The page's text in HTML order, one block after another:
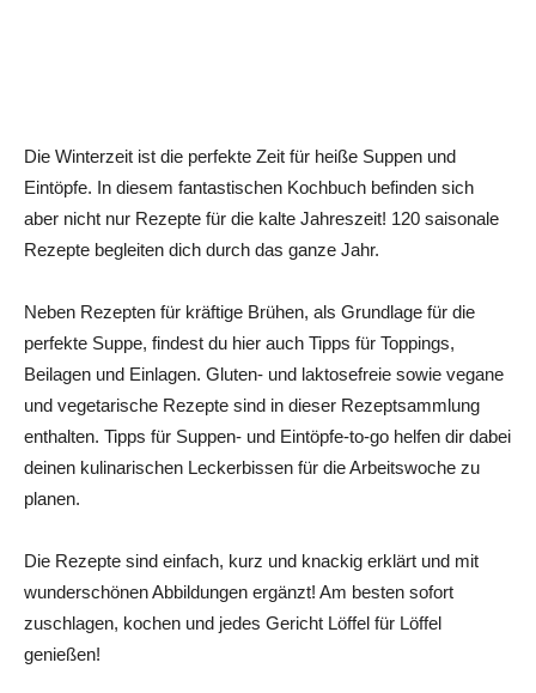
Die Winterzeit ist die perfekte Zeit für heiße Suppen und
Eintöpfe. In diesem fantastischen Kochbuch befinden sich
aber nicht nur Rezepte für die kalte Jahreszeit! 120 saisonale
Rezepte begleiten dich durch das ganze Jahr.
Neben Rezepten für kräftige Brühen, als Grundlage für die
perfekte Suppe, findest du hier auch Tipps für Toppings,
Beilagen und Einlagen. Gluten- und laktosefreie sowie vegane
und vegetarische Rezepte sind in dieser Rezeptsammlung
enthalten. Tipps für Suppen- und Eintöpfe-to-go helfen dir dabei
deinen kulinarischen Leckerbissen für die Arbeitswoche zu
planen.
Die Rezepte sind einfach, kurz und knackig erklärt und mit
wunderschönen Abbildungen ergänzt! Am besten sofort
zuschlagen, kochen und jedes Gericht Löffel für Löffel
genießen!